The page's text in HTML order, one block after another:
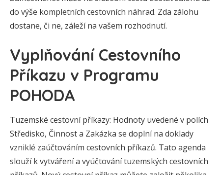
do výše kompletních cestovních náhrad. Zda zálohu
dostane, či ne, záleží na vašem rozhodnutí.
Vyplňování Cestovního
Příkazu v Programu
POHODA
Tuzemské cestovní příkazy: Hodnoty uvedené v polích
Středisko, Činnost a Zakázka se doplní na doklady
vzniklé zaúčtováním cestovních příkazů. Tato agenda
slouží k vytváření a vyúčtování tuzemských cestovních